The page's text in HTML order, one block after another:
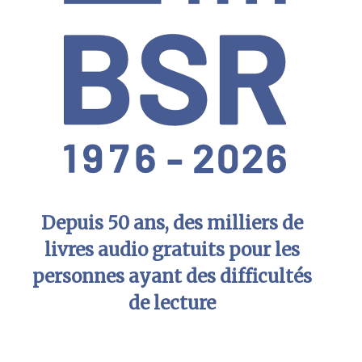
Depuis 50 ans, des milliers de
livres audio gratuits pour les
personnes ayant des difficultés
de lecture